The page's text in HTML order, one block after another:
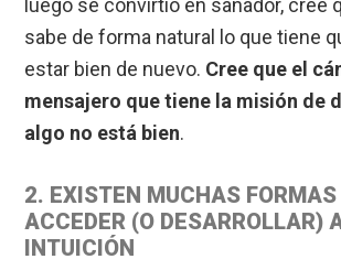
luego se convirtió en sanador, cree
sabe de forma natural lo que tiene
estar bien de nuevo. Cree que el
mensajero que tiene la misión de
algo no está bien.
2. EXISTEN MUCHAS FORMAS
ACCEDER (O DESARROLLAR)
INTUICIÓN